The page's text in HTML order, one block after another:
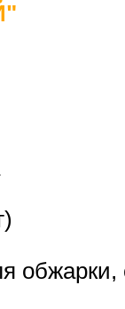
обжарки,